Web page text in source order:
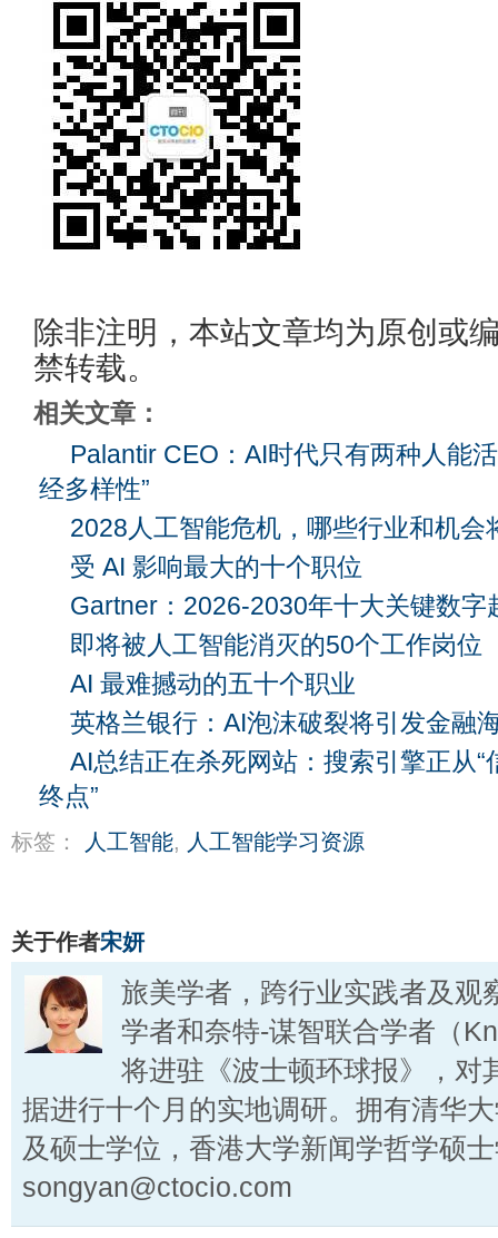
除非注明，本站文章均为原创或
禁转载。
相关文章：
Palantir CEO：AI时代只有两种人能
经多样性”
2028人工智能危机，哪些行业和机会
受 AI 影响最大的十个职位
Gartner：2026-2030年十大关键数字
即将被人工智能消灭的50个工作岗位
AI 最难撼动的五十个职业
英格兰银行：AI泡沫破裂将引发金融
AI总结正在杀死网站：搜索引擎正从“
终点”
标签： 人工智能, 人工智能学习资源
关于作者宋妍
旅美学者，跨行业实践者及观
学者和奈特-谋智联合学者（
将进驻《波士顿环球报》，对
据进行十个月的实地调研。拥有清华
及硕士学位，香港大学新闻学哲学硕
songyan@ctocio.com